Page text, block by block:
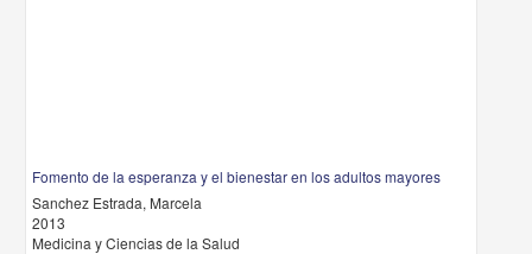
Fomento de la esperanza y el bienestar en los adultos mayores
Sanchez Estrada, Marcela
2013
Medicina y Ciencias de la Salud